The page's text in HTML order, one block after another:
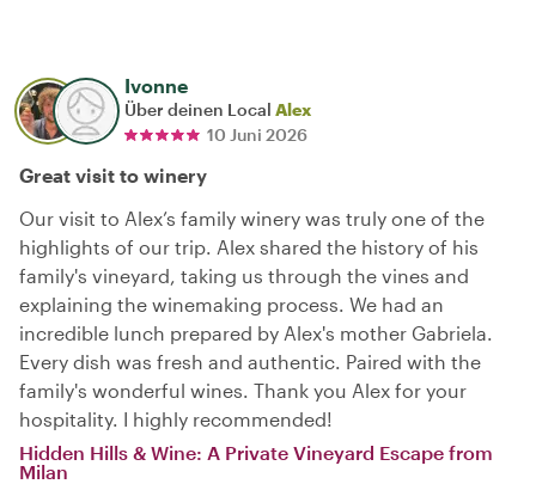
Ivonne
Über deinen Local Alex
10 Juni 2026
Great visit to winery
Our visit to Alex’s family winery was truly one of the
highlights of our trip. Alex shared the history of his
family's vineyard, taking us through the vines and
explaining the winemaking process. We had an
incredible lunch prepared by Alex's mother Gabriela.
Every dish was fresh and authentic. Paired with the
family's wonderful wines. Thank you Alex for your
hospitality. I highly recommended!
Hidden Hills & Wine: A Private Vineyard Escape from
Milan